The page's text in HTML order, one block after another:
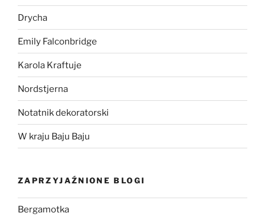
Drycha
Emily Falconbridge
Karola Kraftuje
Nordstjerna
Notatnik dekoratorski
W kraju Baju Baju
ZAPRZYJAŹNIONE BLOGI
Bergamotka